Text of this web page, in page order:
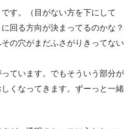
す。（目がない方を下にして
回る方向が決まってるのかな？
の穴がまだふさがりきってない
ています。でもそういう部分が
くなってきます。ずーっと一緒